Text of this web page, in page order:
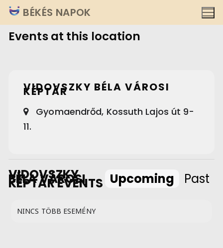
Ugrás
a
tartalomra
BÉKÉS NAPOK
Events at this location
VIDOVSZKY BÉLA VÁROSI
KÉPTÁR
Gyomaendrőd, Kossuth Lajos út 9-
11.
VIDOVSZKY
BÉLA VÁROSI
KÉPTÁR EVENTS Upcoming Past
NINCS TÖBB ESEMÉNY